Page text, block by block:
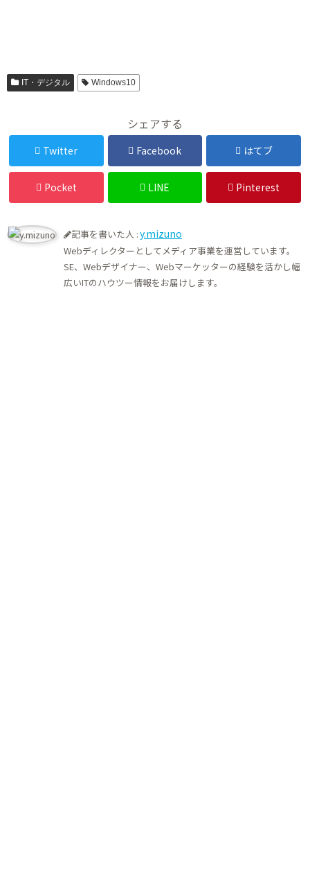
IT・デジタル Windows10
シェアする
Twitter Facebook はてブ
Pocket LINE Pinterest
記事を書いた人 :y.mizuno
Webディレクターとしてメディア事業を運営しています。
SE、Webデザイナー、Webマーケッターの経験を活かし幅
広いITのハウツー情報をお届けします。